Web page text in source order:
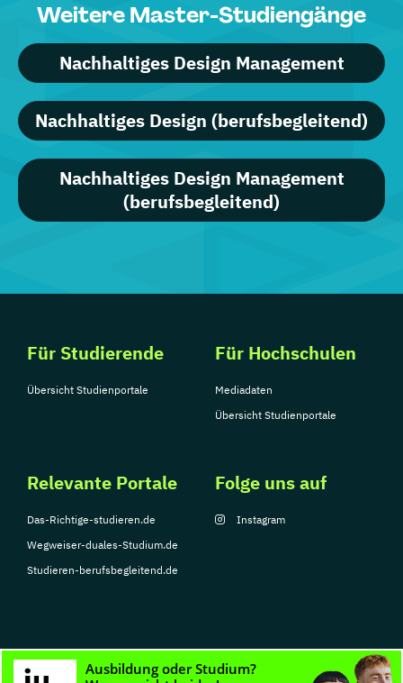
Weitere Master-Studiengänge
Nachhaltiges Design Management
Nachhaltiges Design (berufsbegleitend)
Nachhaltiges Design Management
(berufsbegleitend)
Für Studierende
Übersicht Studienportale
Für Hochschulen
Mediadaten
Übersicht Studienportale
Relevante Portale
Das-Richtige-studieren.de
Wegweiser-duales-Studium.de
Studieren-berufsbegleitend.de
Folge uns auf
Instagram